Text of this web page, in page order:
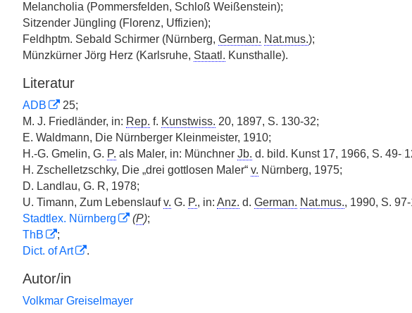
Melancholia (Pommersfelden, Schloß Weißenstein);
Sitzender Jüngling (Florenz, Uffizien);
Feldhptm. Sebald Schirmer (Nürnberg, German. Nat.mus.);
Münzkürner Jörg Herz (Karlsruhe, Staatl. Kunsthalle).
Literatur
ADB
25;
M. J. Friedländer, in: Rep. f. Kunstwiss. 20, 1897, S. 130-32;
E. Waldmann, Die Nürnberger Kleinmeister, 1910;
H.-G. Gmelin, G. P. als Maler, in: Münchner Jb. d. bild. Kunst 17, 1966, S. 49-|
H. Zschelletzschky, Die „drei gottlosen Maler“ v. Nürnberg, 1975;
D. Landlau, G. R, 1978;
U. Timann, Zum Lebenslaufv. G. P., in: Anz. d. German. Nat.mus., 1990, S.
Stadtlex. Nürnberg
(P);
ThB
;
Dict. of Art
.
Autor/in
Volkmar Greiselmayer